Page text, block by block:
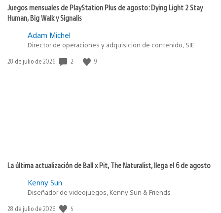
Juegos mensuales de PlayStation Plus de agosto: Dying Light 2 Stay
Human, Big Walk y Signalis
Adam Michel
Director de operaciones y adquisición de contenido, SIE
Fecha
28 de julio de 2026 2 9
La última actualización de Ball x Pit, The Naturalist, llega el 6 de agosto
Kenny Sun
Diseñador de videojuegos, Kenny Sun & Friends
Fecha
28 de julio de 2026 5